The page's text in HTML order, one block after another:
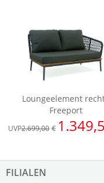
FILIALEN